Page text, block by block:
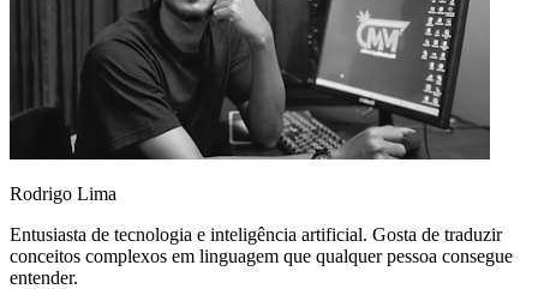
Rodrigo Lima
Entusiasta de tecnologia e inteligência artificial. Gosta de traduzir
conceitos complexos em linguagem que qualquer pessoa consegue
entender.